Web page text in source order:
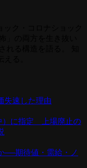
失速した理由
）に指定 上場廃止の
──期待値・需給・ノ